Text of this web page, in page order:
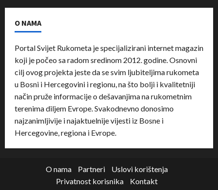
O NAMA
Portal Svijet Rukometa je specijalizirani internet magazin
koji je počeo sa radom sredinom 2012. godine. Osnovni
cilj ovog projekta jeste da se svim ljubiteljima rukometa
u Bosni i Hercegovini i regionu, na što bolji i kvalitetniji
način pruže informacije o dešavanjima na rukometnim
terenima diljem Evrope. Svakodnevno donosimo
najzanimljivije i najaktuelnije vijesti iz Bosne i
Hercegovine, regiona i Evrope.
O nama Partneri
Uslovi korištenja
Privatnost korisnika
Kontakt